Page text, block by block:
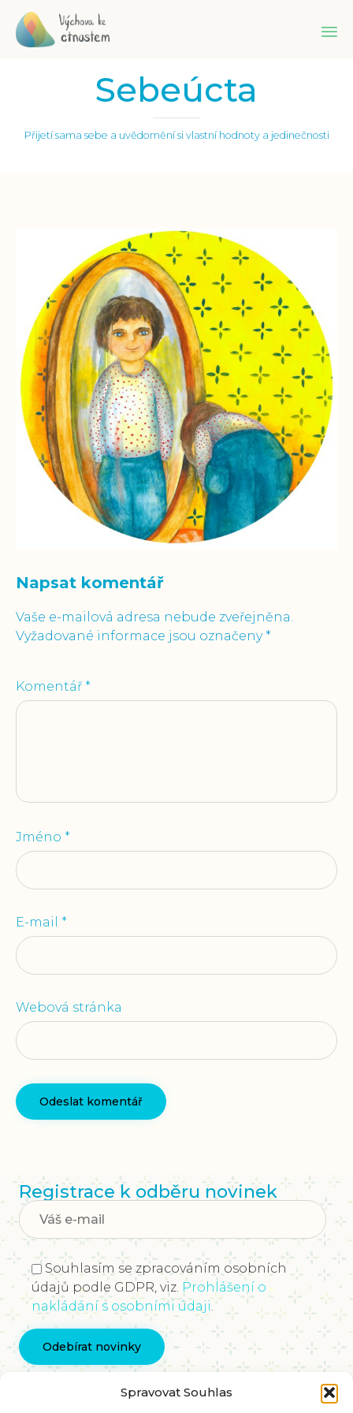
Spravovat Souhlas
Sebeúcta
Přijetí sama sebe a uvědomění si vlastní hodnoty a jedinečnosti
Napsat komentář
Vaše e-mailová adresa nebude zveřejněna.
Vyžadované informace jsou označeny *
Komentář *
Jméno *
E-mail *
Webová stránka
Registrace k odběru novinek
Souhlasím se zpracováním osobních
údajů podle GDPR, viz. Prohlášení o
nakládání s osobními údaji.
Kontaktujte nás
info@vychovakectnostem.cz